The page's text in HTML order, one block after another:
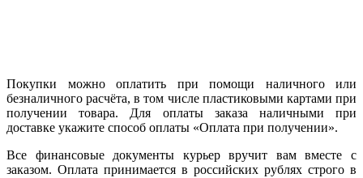
Покупки можно оплатить при помощи наличного или
безналичного расчёта, в том числе пластиковыми картами при
получении товара. Для оплаты заказа наличными при
доставке укажите способ оплаты «Оплата при получении».
Все финансовые документы курьер вручит вам вместе с
заказом. Оплата принимается в российских рублях строго в